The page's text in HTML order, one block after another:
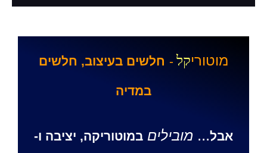
מוטוריקל - חלשים בעיצוב, חלשים
במדיה
אבל... מובילים במוטוריקה, יציבה ו-